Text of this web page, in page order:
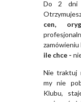
Do 2 dni
cen,
zamówieniu
ile chce -
Nie traktuj
my nie
Klubu,